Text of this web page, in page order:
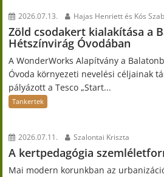
2026.07.13. Hajas Henriett és Kós
Zöld csodakert kialakítása a
Hétszínvirág Óvodában
A WonderWorks Alapítvány a
Óvoda környezeti nevelési céljainak
pályázott a Tesco „Start...
Tankertek
2026.07.11. Szalontai Kriszta
A kertpedagógia
Mai modern korunkban az